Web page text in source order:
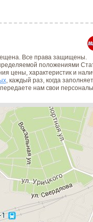
Все права защищены.
положениями
цены, характеристик и
, каждый раз, когда
нам свои